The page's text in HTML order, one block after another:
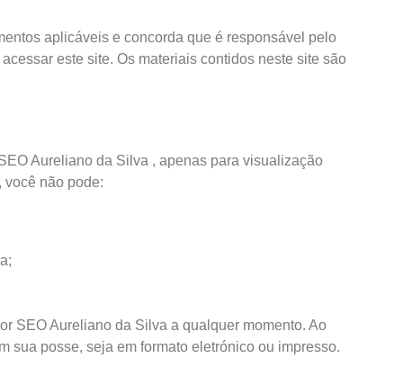
aplicáveis ​​e concorda que é responsável pelo
este site. Os materiais contidos neste site são
Aureliano da Silva , apenas para visualização
você não pode:
SEO Aureliano da Silva a qualquer momento. Ao
sua posse, seja em formato eletrónico ou impresso.